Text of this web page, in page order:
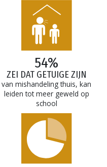
54%
ZEI DAT GETUIGE ZIJN
van mishandeling thuis, kan
leiden tot meer geweld op
school